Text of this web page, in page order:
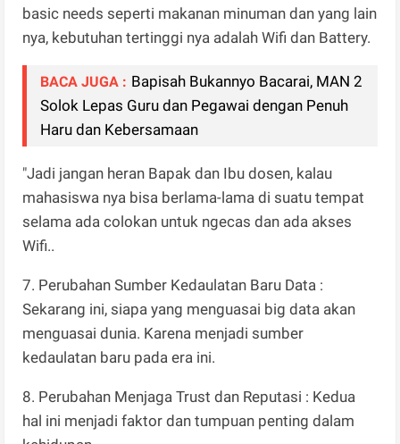
basic needs seperti makanan minuman dan yang lain
nya, kebutuhan tertinggi nya adalah Wifi dan Battery.
BACA JUGA : Bapisah Bukannyo Bacarai, MAN 2
Solok Lepas Guru dan Pegawai dengan Penuh
Haru dan Kebersamaan
"Jadi jangan heran Bapak dan Ibu dosen, kalau
mahasiswa nya bisa berlama-lama di suatu tempat
selama ada colokan untuk ngecas dan ada akses
Wifi..
7. Perubahan Sumber Kedaulatan Baru Data :
Sekarang ini, siapa yang menguasai big data akan
menguasai dunia. Karena menjadi sumber
kedaulatan baru pada era ini.
8. Perubahan Menjaga Trust dan Reputasi : Kedua
hal ini menjadi faktor dan tumpuan penting dalam